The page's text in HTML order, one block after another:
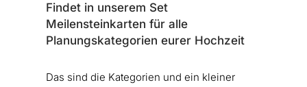
Findet in unserem Set
Meilensteinkarten für alle
Planungskategorien eurer Hochzeit
Das sind die Kategorien und ein kleiner